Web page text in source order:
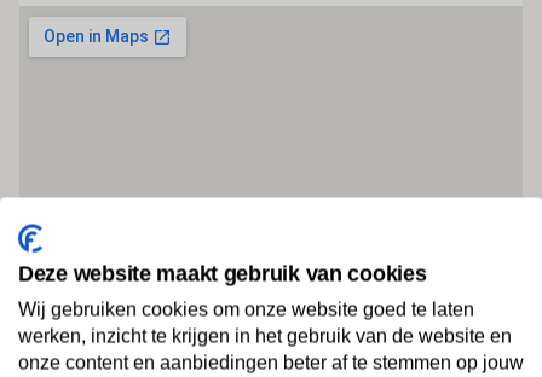
Deze website maakt gebruik van cookies
Wij gebruiken cookies om onze website goed te laten
werken, inzicht te krijgen in het gebruik van de website en
onze content en aanbiedingen beter af te stemmen op jouw